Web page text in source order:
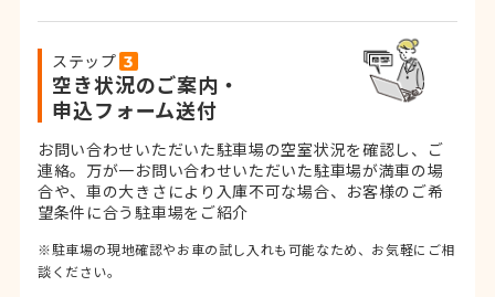
ステップ
空き状況のご案内・
申込フォーム送付
お問い合わせいただいた駐車場の空室状況を確認し、ご
連絡。 万が一お問い合わせいただいた駐車場が満車の場
合や、車の大きさにより入庫不可な場合、お客様のご希
望条件に合う駐車場をご紹介
※駐車場の現地確認やお車の試し入れも可能なため、お気軽にご相
談ください。